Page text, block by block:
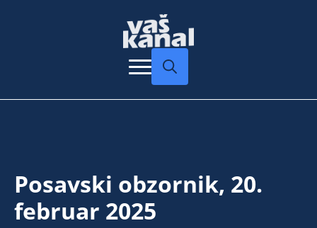
Posavski obzornik, 20.
februar 2025